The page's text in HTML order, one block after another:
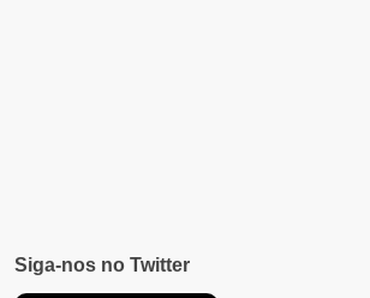
Siga-nos no Twitter